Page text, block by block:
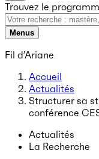
Trouvez le
Menus
Fil d’Ariane
Accueil
Actualités
Structurer sa
conférence
Actualités
La Recherche